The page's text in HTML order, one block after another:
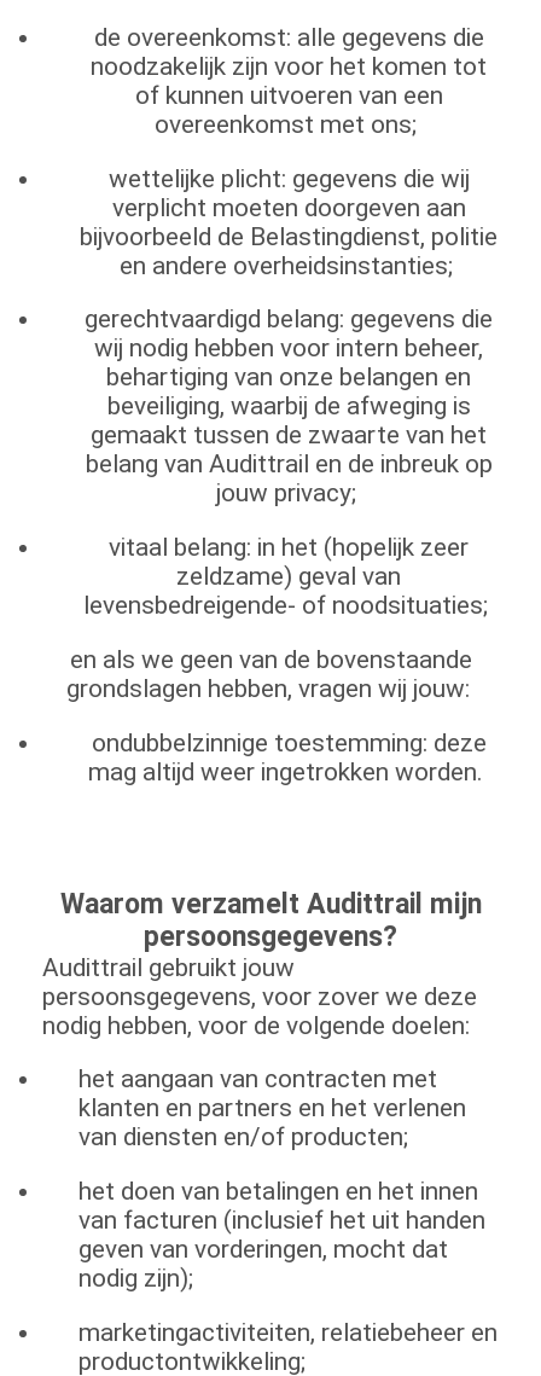
de overeenkomst: alle gegevens die
noodzakelijk zijn voor het komen tot
of kunnen uitvoeren van een
overeenkomst met ons;
wettelijke plicht: gegevens die wij
verplicht moeten doorgeven aan
bijvoorbeeld de Belastingdienst, politie
en andere overheidsinstanties;
gerechtvaardigd belang: gegevens die
wij nodig hebben voor intern beheer,
behartiging van onze belangen en
beveiliging, waarbij de afweging is
gemaakt tussen de zwaarte van het
belang van Audittrail en de inbreuk op
jouw privacy;
vitaal belang: in het (hopelijk zeer
zeldzame) geval van
levensbedreigende- of noodsituaties;
en als we geen van de bovenstaande
grondslagen hebben, vragen wij jouw:
ondubbelzinnige toestemming: deze
mag altijd weer ingetrokken worden.
Waarom verzamelt Audittrail mijn
persoonsgegevens?
Audittrail gebruikt jouw
persoonsgegevens, voor zover we deze
nodig hebben, voor de volgende doelen:
het aangaan van contracten met
klanten en partners en het verlenen
van diensten en/of producten;
het doen van betalingen en het innen
van facturen (inclusief het uit handen
geven van vorderingen, mocht dat
nodig zijn);
marketingactiviteiten, relatiebeheer en
productontwikkeling;